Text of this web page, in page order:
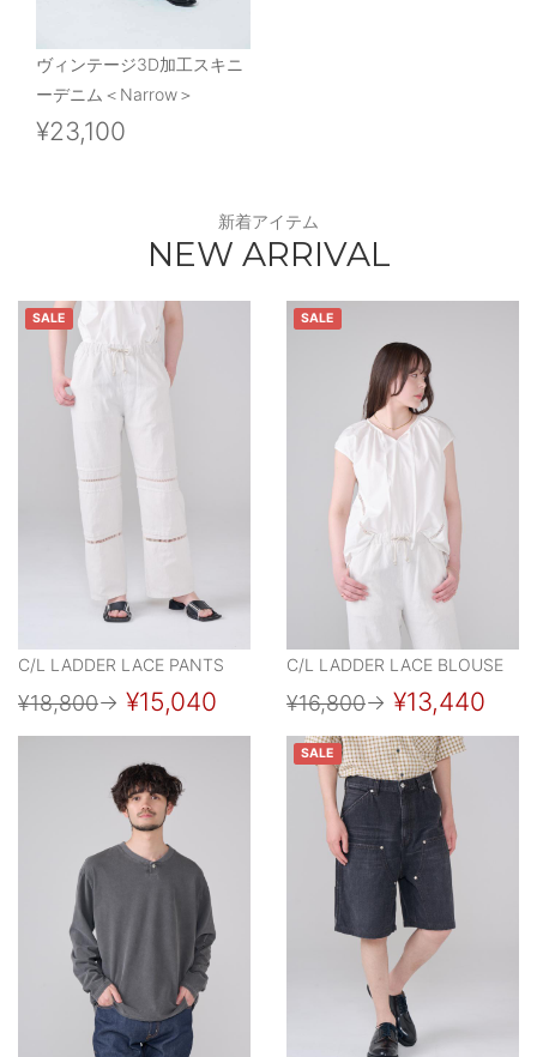
ヴィンテージ3D加工スキニ
ーデニム＜Narrow＞
¥23,100
新着アイテム
NEW ARRIVAL
SALE
C/L LADDER LACE PANTS
¥18,800→ ¥15,040
SALE
C/L LADDER LACE BLOUSE
¥16,800→ ¥13,440
SALE